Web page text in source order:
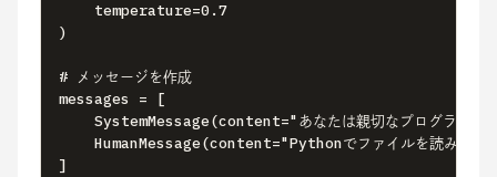
    temperature=0.7
)
# メッセージを作成
messages = [
SystemMessage(content="あなたは親切なプログラミング
HumanMessage(content="Pythonでファイルを読み込む方
]